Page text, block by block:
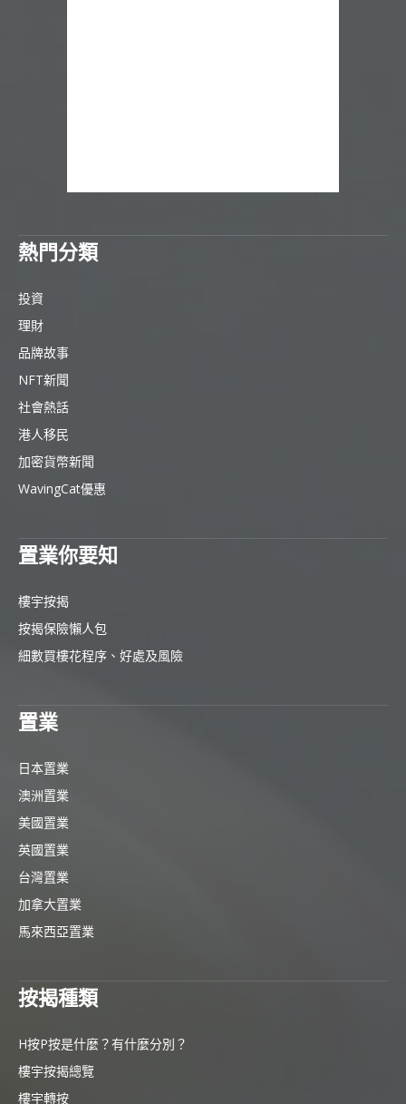
熱門分類
投資
理財
品牌故事
NFT新聞
社會熱話
港人移民
加密貨幣新聞
WavingCat優惠
置業你要知
樓宇按揭
按揭保險懶人包
細數買樓花程序、好處及風險
置業
日本置業
澳洲置業
美國置業
英國置業
台灣置業
加拿大置業
馬來西亞置業
按揭種類
H按P按是什麼？有什麼分別？
樓宇按揭總覽
樓宇轉按